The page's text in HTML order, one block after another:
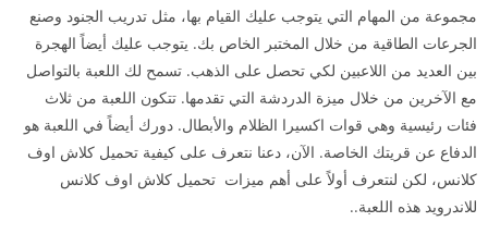
مجموعة من المهام التي يتوجب عليك القيام بها، مثل تدريب الجنود وصنع
الجرعات الطاقية من خلال المختبر الخاص بك. يتوجب عليك أيضاً الهجرة
بين العديد من اللاعبين لكي تحصل على الذهب. تسمح لك اللعبة بالتواصل
مع الآخرين من خلال ميزة الدردشة التي تقدمها. تتكون اللعبة من ثلاث
فئات رئيسية وهي قوات اكسيرا الظلام والأبطال. دورك أيضاً في اللعبة هو
الدفاع عن قريتك الخاصة. الآن، دعنا نتعرف على كيفية تحميل كلاش اوف
كلانس، لكن لنتعرف أولاً على أهم ميزات تحميل كلاش اوف كلانس
للاندرويد هذه اللعبة..